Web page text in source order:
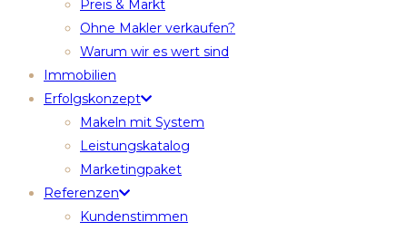
Preis & Markt
Ohne Makler verkaufen?
Warum wir es wert sind
Immobilien
Erfolgskonzept
Makeln mit System
Leistungskatalog
Marketingpaket
Referenzen
Kundenstimmen